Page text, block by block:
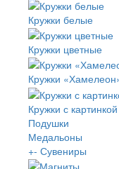
Кружки белые
Кружки цветные
Кружки
Кружки с
Подушки
Медальоны
+- Сувениры